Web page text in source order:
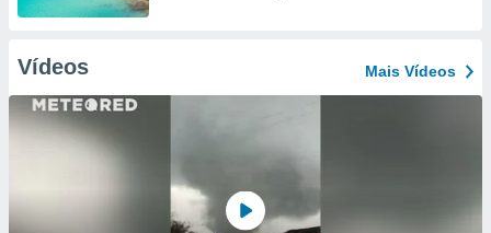
Vídeos Mais Vídeos